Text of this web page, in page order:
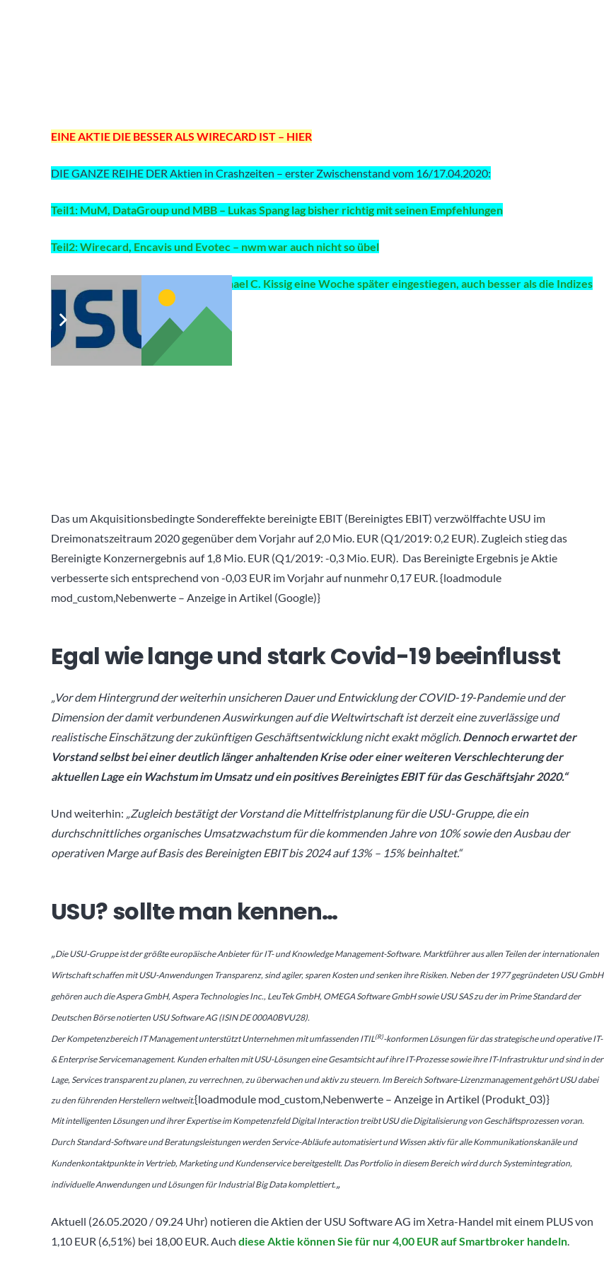
EINE AKTIE DIE BESSER ALS WIRECARD IST – HIER
DIE GANZE REIHE DER Aktien in Crashzeiten – erster Zwischenstand vom 16/17.04.2020:
Teil1: MuM, DataGroup und MBB – Lukas Spang lag bisher richtig mit seinen Empfehlungen
Teil2: Wirecard, Encavis und Evotec – nwm war auch nicht so übel
Teil3: PNE, SBF und Dic Asset – Michael C. Kissig eine Woche später eingestiegen, auch besser als die Indizes
Das um Akquisitionsbedingte Sondereffekte bereinigte EBIT (Bereinigtes EBIT) verzwölffachte USU im
Dreimonatszeitraum 2020 gegenüber dem Vorjahr auf 2,0 Mio. EUR (Q1/2019: 0,2 EUR). Zugleich stieg das
Bereinigte Konzernergebnis auf 1,8 Mio. EUR (Q1/2019: -0,3 Mio. EUR). Das Bereinigte Ergebnis je Aktie
verbesserte sich entsprechend von -0,03 EUR im Vorjahr auf nunmehr 0,17 EUR. {loadmodule
mod_custom,Nebenwerte – Anzeige in Artikel (Google)}
Egal wie lange und stark Covid-19 beeinflusst
„Vor dem Hintergrund der weiterhin unsicheren Dauer und Entwicklung der COVID-19-Pandemie und der
Dimension der damit verbundenen Auswirkungen auf die Weltwirtschaft ist derzeit eine zuverlässige und
realistische Einschätzung der zukünftigen Geschäftsentwicklung nicht exakt möglich. Dennoch erwartet der
Vorstand selbst bei einer deutlich länger anhaltenden Krise oder einer weiteren Verschlechterung der
aktuellen Lage ein Wachstum im Umsatz und ein positives Bereinigtes EBIT für das Geschäftsjahr 2020.“
Und weiterhin: „Zugleich bestätigt der Vorstand die Mittelfristplanung für die USU-Gruppe, die ein
durchschnittliches organisches Umsatzwachstum für die kommenden Jahre von 10% sowie den Ausbau der
operativen Marge auf Basis des Bereinigten EBIT bis 2024 auf 13% – 15% beinhaltet.“
USU? sollte man kennen…
„Die USU-Gruppe ist der größte europäische Anbieter für IT- und Knowledge Management-Software. Marktführer aus allen Teilen der internationalen
Wirtschaft schaffen mit USU-Anwendungen Transparenz, sind agiler, sparen Kosten und senken ihre Risiken. Neben der 1977 gegründeten USU GmbH
gehören auch die Aspera GmbH, Aspera Technologies Inc., LeuTek GmbH, OMEGA Software GmbH sowie USU SAS zu der im Prime Standard der
Deutschen Börse notierten USU Software AG (ISIN DE 000A0BVU28).
Der Kompetenzbereich IT Management unterstützt Unternehmen mit umfassenden ITIL(R)-konformen Lösungen für das strategische und operative IT-
& Enterprise Servicemanagement. Kunden erhalten mit USU-Lösungen eine Gesamtsicht auf ihre IT-Prozesse sowie ihre IT-Infrastruktur und sind in der
Lage, Services transparent zu planen, zu verrechnen, zu überwachen und aktiv zu steuern. Im Bereich Software-Lizenzmanagement gehört USU dabei
zu den führenden Herstellern weltweit.{loadmodule mod_custom,Nebenwerte – Anzeige in Artikel (Produkt_03)}
Mit intelligenten Lösungen und ihrer Expertise im Kompetenzfeld Digital Interaction treibt USU die Digitalisierung von Geschäftsprozessen voran.
Durch Standard-Software und Beratungsleistungen werden Service-Abläufe automatisiert und Wissen aktiv für alle Kommunikationskanäle und
Kundenkontaktpunkte in Vertrieb, Marketing und Kundenservice bereitgestellt. Das Portfolio in diesem Bereich wird durch Systemintegration,
individuelle Anwendungen und Lösungen für Industrial Big Data komplettiert.„
Aktuell (26.05.2020 / 09.24 Uhr) notieren die Aktien der USU Software AG im Xetra-Handel mit einem PLUS von
1,10 EUR (6,51%) bei 18,00 EUR. Auch diese Aktie können Sie für nur 4,00 EUR auf Smartbroker handeln.